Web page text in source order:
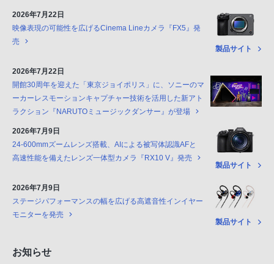
2026年7月22日
映像表現の可能性を広げるCinema Lineカメラ『FX5』発
売
製品サイト
2026年7月22日
開館30周年を迎えた「東京ジョイポリス」に、ソニーのマ
ーカーレスモーションキャプチャー技術を活用した新アト
ラクション『NARUTOミュージックダンサー』が登場
2026年7月9日
24-600mmズームレンズ搭載、AIによる被写体認識AFと
高速性能を備えたレンズ一体型カメラ『RX10 V』発売
製品サイト
2026年7月9日
ステージパフォーマンスの幅を広げる高遮音性インイヤー
モニターを発売
製品サイト
お知らせ